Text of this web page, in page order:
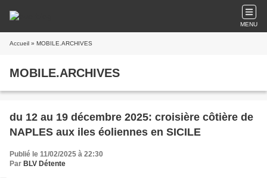
MENU
Accueil » MOBILE.ARCHIVES
MOBILE.ARCHIVES
du 12 au 19 décembre 2025: croisière côtière de
NAPLES aux iles éoliennes en SICILE
Publié le 11/02/2025 à 22:30
Par BLV Détente